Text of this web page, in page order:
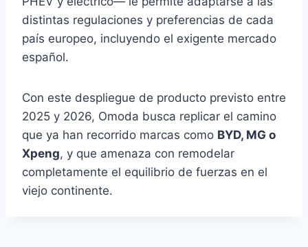
distintas regulaciones y preferencias de cada
país europeo, incluyendo el exigente mercado
español.
Con este despliegue de producto previsto entre
2025 y 2026, Omoda busca replicar el camino
que ya han recorrido marcas como BYD, MG o
Xpeng, y que amenaza con remodelar
completamente el equilibrio de fuerzas en el
viejo continente.